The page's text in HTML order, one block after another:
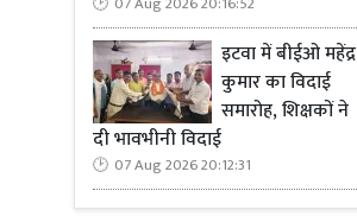
इटवा में बीईओ महेंद्र
कुमार का विदाई
समारोह, शिक्षकों ने
दी भावभीनी विदाई
07 Aug 2026 20:12:31